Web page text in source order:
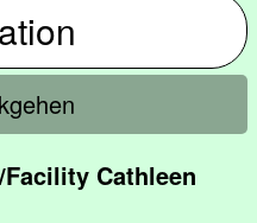
Cathleen